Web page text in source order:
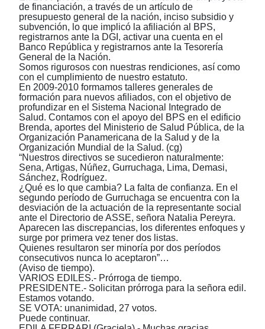
de financiación, a través de un artículo de
presupuesto general de la nación, inciso subsidio y
subvención, lo que implicó la afiliación al BPS,
registrarnos ante la DGI, activar una cuenta en el
Banco República y registrarnos ante la Tesorería
General de la Nación.
Somos rigurosos con nuestras rendiciones, así como
con el cumplimiento de nuestro estatuto.
En 2009-2010 formamos talleres generales de
formación para nuevos afiliados, con el objetivo de
profundizar en el Sistema Nacional Integrado de
Salud. Contamos con el apoyo del BPS en el edificio
Brenda, aportes del Ministerio de Salud Pública, de la
Organización Panamericana de la Salud y de la
Organización Mundial de la Salud. (cg)
“Nuestros directivos se sucedieron naturalmente:
Sena, Artigas, Núñez, Gurruchaga, Lima, Demasi,
Sánchez, Rodríguez.
¿Qué es lo que cambia? La falta de confianza. En el
segundo período de Gurruchaga se encuentra con la
desviación de la actuación de la representante social
ante el Directorio de ASSE, señora Natalia Pereyra.
Aparecen las discrepancias, los diferentes enfoques y
surge por primera vez tener dos listas.
Quienes resultaron ser minoría por dos períodos
consecutivos nunca lo aceptaron”…
(Aviso de tiempo).
VARIOS EDILES.- Prórroga de tiempo.
PRESIDENTE.- Solicitan prórroga para la señora edil.
Estamos votando.
SE VOTA: unanimidad, 27 votos.
Puede continuar.